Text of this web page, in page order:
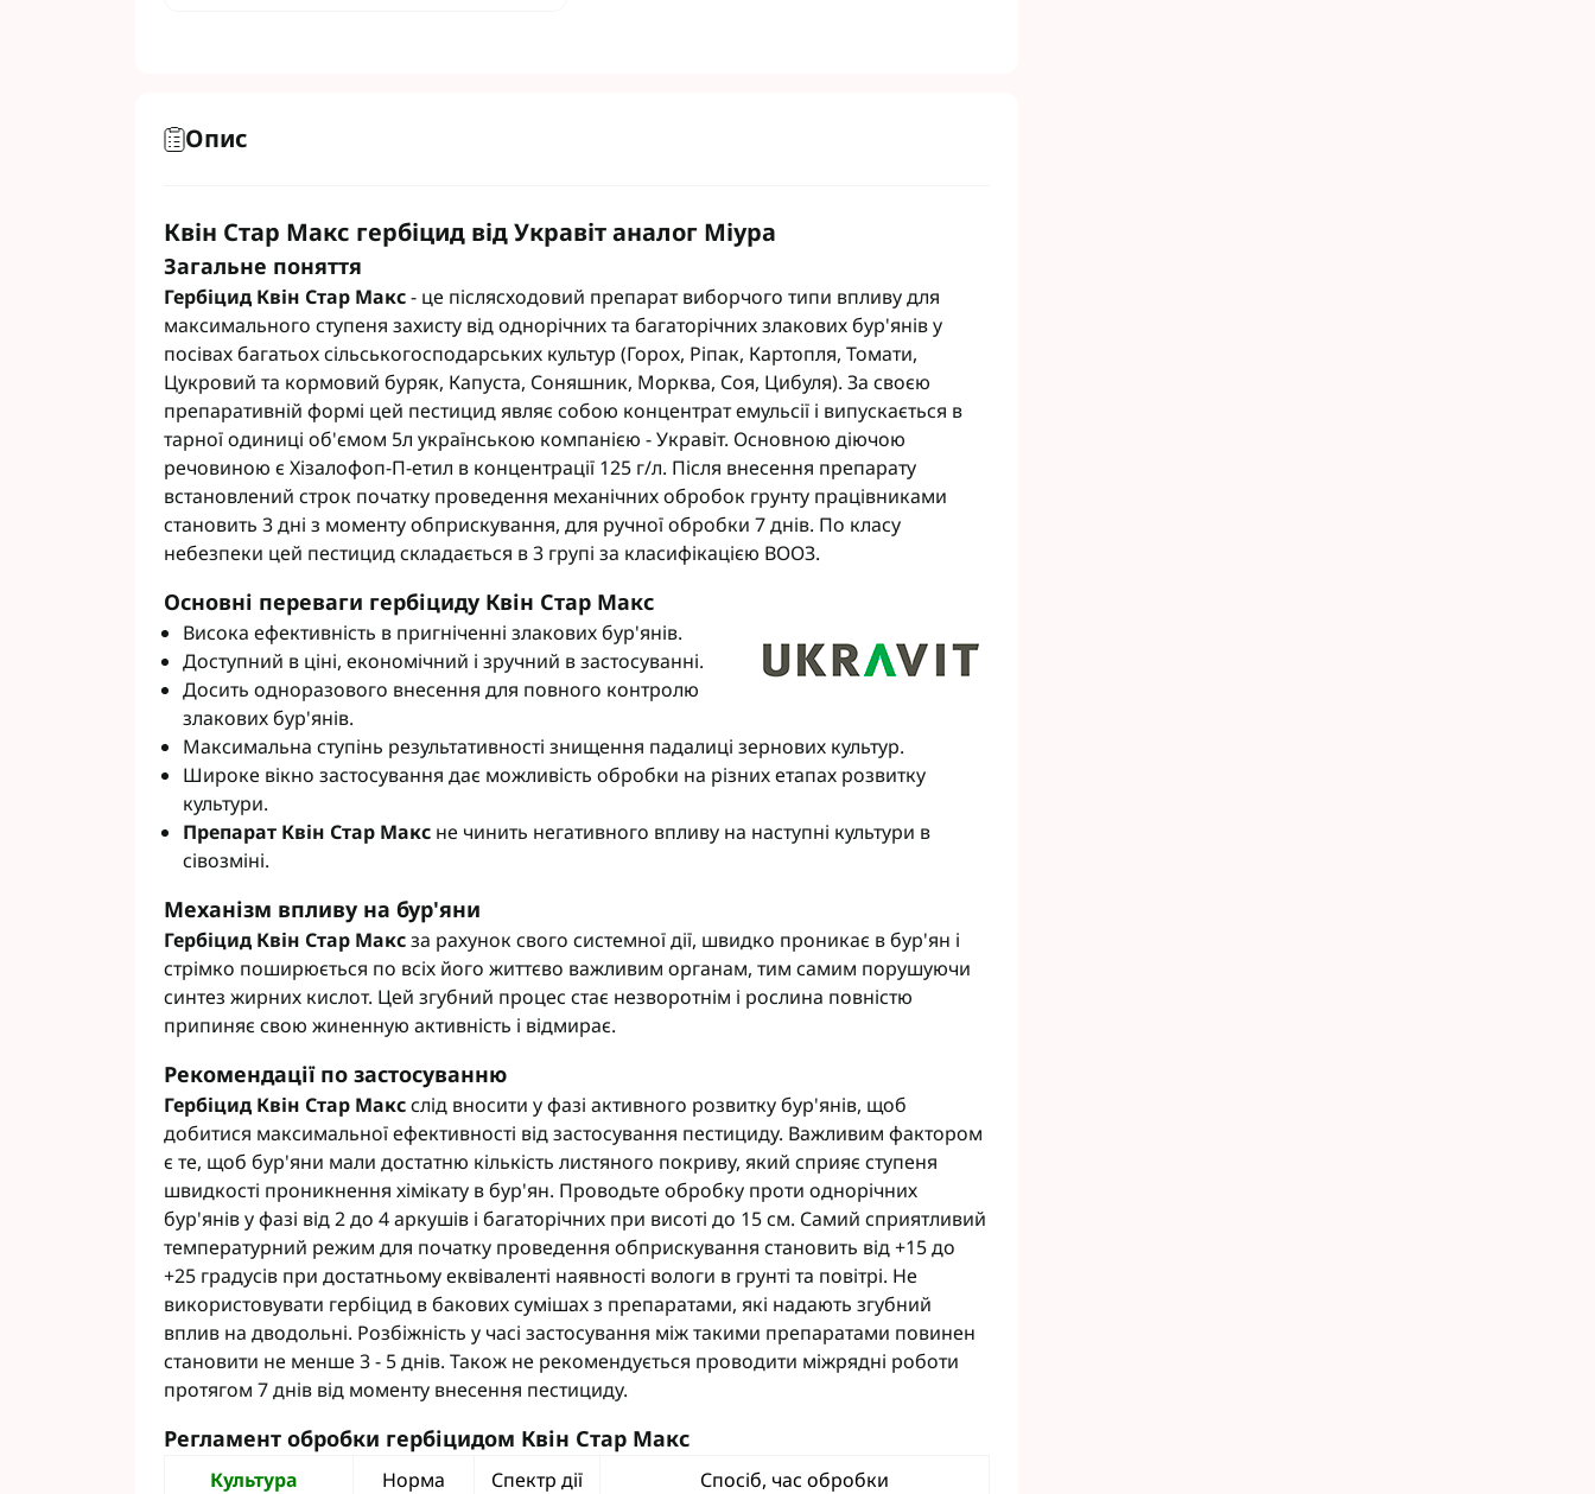
Фунгіциди FMC
Фунгіциди Syngenta
Опис
Квін Стар Макс гербіцид від Укравіт аналог Міура
Загальне поняття
Гербіцид Квін Стар Макс- це післясходовий препарат виборчого типи впливу для
максимального ступеня захисту від однорічних та багаторічних злакових бур'янів у
посівах багатьох сільськогосподарських культур (Горох, Ріпак, Картопля, Томати,
Цукровий та кормовий буряк, Капуста, Соняшник, Морква, Соя, Цибуля). За своєю
препаративній формі цей пестицид являє собою концентрат емульсії і випускається в
тарної одиниці об'ємом 5л українською компанією - Укравіт. Основною діючою
речовиною є Хізалофоп-П-етил в концентрації 125 г/л. Після внесення препарату
встановлений строк початку проведення механічних обробок грунту працівниками
становить 3 дні з моменту обприскування, для ручної обробки 7 днів. По класу
небезпеки цей пестицид складається в 3 групі за класифікацією ВООЗ.
Основні переваги гербіциду Квін Стар Макс
Висока ефективність в пригніченні злакових бур'янів.
Доступний в ціні, економічний і зручний в застосуванні.
Досить одноразового внесення для повного контролю
злакових бур'янів.
Максимальна ступінь результативності знищення падалиці зернових культур.
Широке вікно застосування дає можливість обробки на різних етапах розвитку
культури.
Препарат Квін Стар Макс не чинить негативного впливу на наступні культури в
сівозміні.
Механізм впливу на бур'яни
Гербіцид Квін Стар Максза рахунок свого системної дії, швидко проникає в бур'ян і
стрімко поширюється по всіх його життєво важливим органам, тим самим порушуючи
синтез жирних кислот. Цей згубний процес стає незворотнім і рослина повністю
припиняє свою жиненную активність і відмирає.
Рекомендації по застосуванню
Гербіцид Квін Стар Максслід вносити у фазі активного розвитку бур'янів, щоб
добитися максимальної ефективності від застосування пестициду. Важливим фактором
є те, щоб бур'яни мали достатню кількість листяного покриву, який сприяє ступеня
швидкості проникнення хімікату в бур'ян. Проводьте обробку проти однорічних
бур'янів у фазі від 2 до 4 аркушів і багаторічних при висоті до 15 см. Самий сприятливий
температурний режим для початку проведення обприскування становить від +15 до
+25 градусів при достатньому еквіваленті наявності вологи в грунті та повітрі. Не
використовувати гербіцид в бакових сумішах з препаратами, які надають згубний
вплив на дводольні. Розбіжність у часі застосування між такими препаратами повинен
становити не менше 3 - 5 днів. Також не рекомендується проводити міжрядні роботи
протягом 7 днів від моменту внесення пестициду.
Регламент обробки гербіцидом Квін Стар Макс
Культура
Норма
Спектр дії Спосіб, час обробки